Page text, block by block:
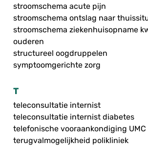
stroomschema acute pijn
stroomschema ontslag naar
stroomschema ziekenhuisopname
ouderen
structureel oogdruppelen
symptoomgerichte zorg
T
teleconsultatie internist
teleconsultatie internist diabetes
telefonische vooraankondiging
terugvalmogelijkheid polikliniek